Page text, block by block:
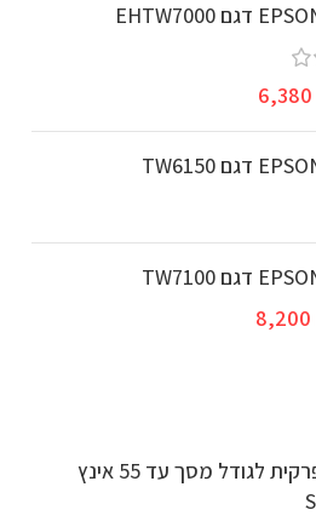
6,380
8,200
זרוע דו מפרקית לגודל מסך עד 55 אינץ